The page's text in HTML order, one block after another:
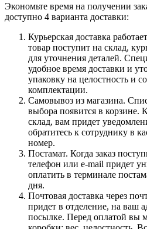
Экономьте время на получении
доступно 4 варианта доставки:
Курьерская доставка
товар поступит на склад,
для уточнения деталей.
удобное время доставки и
упаковку на целостность и
комплектации.
Самовывоз из магазина.
выбора появится в корзине.
склад, вам придет
обратитесь к сотруднику в
номер.
Постамат. Когда заказ
телефон или e-mail придет
оплатить в терминале
дня.
Почтовая доставка через
придет в отделение, на ваш
посылке. Перед оплатой вы